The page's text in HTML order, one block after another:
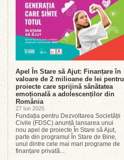
Apel În Stare să Ajut: Finanțare în
valoare de 2 milioane de lei pentru
proiecte care sprijină sănătatea
emoțională a adolescenților din
România
27 Iun 2025
Fundația pentru Dezvoltarea Societății
Civile (FDSC) anunță lansarea unui
nou apel de proiecte În Stare să Ajut,
parte din programul În Stare de Bine,
unul dintre cele mai mari programe de
finanțare privată...